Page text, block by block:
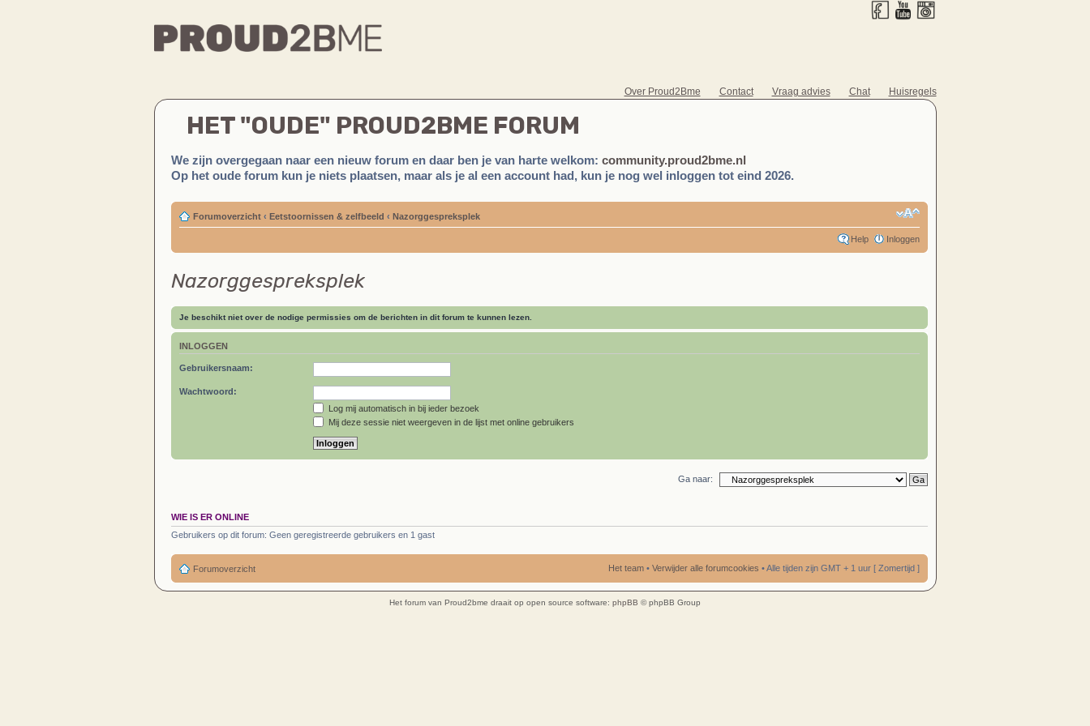
Over Proud2Bme Contact Vraag advies Chat Huisregels
HET "OUDE" PROUD2BME FORUM
We zijn overgegaan naar een nieuw forum en daar ben je van harte welkom: community.proud2bme.nl
Op het oude forum kun je niets plaatsen, maar als je al een account had, kun je nog wel inloggen tot eind 2026.
Forumoverzicht ‹ Eetstoornissen & zelfbeeld ‹ Nazorggespreksplek
Help Inloggen
Nazorggespreksplek
Je beschikt niet over de nodige permissies om de berichten in dit forum te kunnen lezen.
INLOGGEN
Gebruikersnaam:
Wachtwoord:
Log mij automatisch in bij ieder bezoek
Mij deze sessie niet weergeven in de lijst met online gebruikers
Ga naar:
WIE IS ER ONLINE
Gebruikers op dit forum: Geen geregistreerde gebruikers en 1 gast
Forumoverzicht Het team• Verwijder alle forumcookies • Alle tijden zijn GMT + 1 uur [ Zomertijd ]
Het forum van Proud2bme draait op open source software: phpBB © phpBB Group